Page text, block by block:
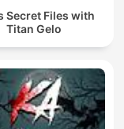
Secret Files with
Titan Gelo